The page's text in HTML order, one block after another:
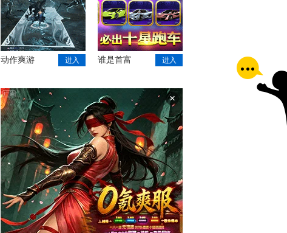
动作爽游 进入 谁是首富 进入
×